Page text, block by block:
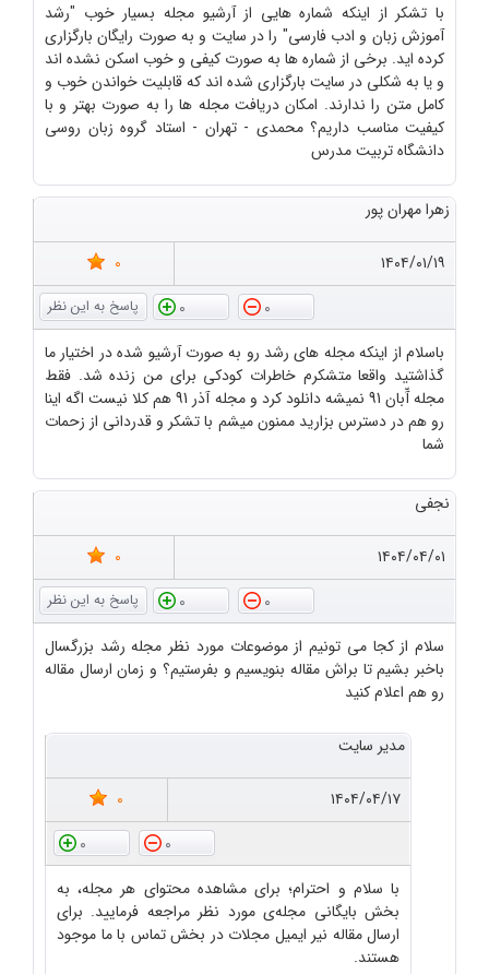
با تشکر از اینکه شماره هایی از آرشیو مجله بسیار خوب "رشد
آموزش زبان و ادب فارسی" را در سایت و به صورت رایگان بارگزاری
کرده اید. برخی از شماره ها به صورت کیفی و خوب اسکن نشده اند
و یا به شکلی در سایت بارگزاری شده اند که قابلیت خواندن خوب و
کامل متن را ندارند. امکان دریافت مجله ها را به صورت بهتر و با
کیفیت مناسب داریم؟ محمدی - تهران - استاد گروه زبان روسی
دانشگاه تربیت مدرس
زهرا مهران پور
۱۴۰۴/۰۱/۱۹
0
0
0
باسلام از اینکه مجله های رشد رو به صورت آرشیو شده در اختیار ما
گذاشتید واقعا متشکرم خاطرات کودکی برای من زنده شد. فقط
مجله آّبان 91 نمیشه دانلود کرد و مجله آذر 91 هم کلا نیست اگه اینا
رو هم در دسترس بزارید ممنون میشم با تشکر و قدردانی از زحمات
شما
نجفی
۱۴۰۴/۰۴/۰۱
0
0
0
سلام از کجا می تونیم از موضوعات مورد نظر مجله رشد بزرگسال
باخبر بشیم تا براش مقاله بنویسیم و بفرستیم؟ و زمان ارسال مقاله
رو هم اعلام کنید
مدیر سایت
۱۴۰۴/۰۴/۱۷
0
0
0
با سلام و احترام؛ برای مشاهده محتوای هر مجله، به
بخش بایگانی مجله‌ی مورد نظر مراجعه فرمایید. برای
ارسال مقاله نیر ایمیل مجلات در بخش تماس با ما موجود
هستند.